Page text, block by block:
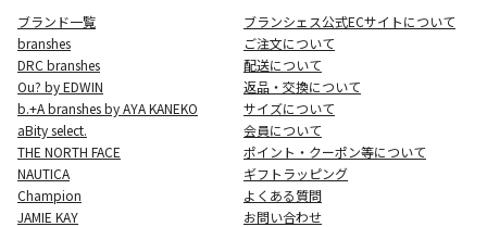
ブランド一覧
branshes
DRC branshes
Ou? by EDWIN
b.+A branshes by AYA KANEKO
aBity select.
THE NORTH FACE
NAUTICA
Champion
JAMIE KAY
ブランシェス公式ECサイトについて
ご注文について
配送について
返品・交換について
サイズについて
会員について
ポイント・クーポン等について
ギフトラッピング
よくある質問
お問い合わせ